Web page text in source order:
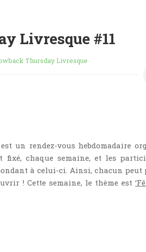
Livresque #11
Thursday Livresque
un rendez-vous hebdomadaire
fixé, chaque semaine, et les
à celui-ci. Ainsi, chacun peut
! Cette semaine, le thème est